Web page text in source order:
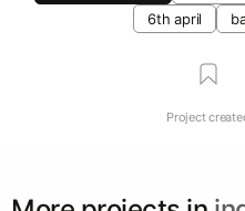
6th april
Project